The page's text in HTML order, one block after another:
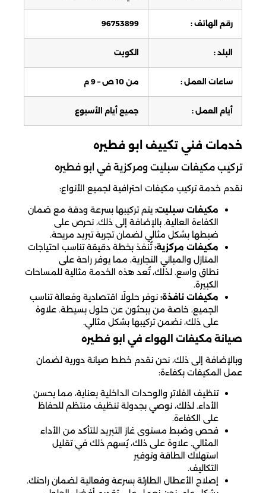
رقم الهاتف : 96753899
البلد : الكويت
ساعات العمل : من 10 ص – 9 م
أيام العمل : جميع أيام الأسبوع
خدمات فني تكييف ابو فطيره
تركيب مكيفات سبليت ومركزية في ابو فطيره
نقدم خدمة تركيب مكيفات احترافية لجميع الأنواع:
مكيفات سبليت: يتم تركيبها بسرعة ودقة مع ضمان
الكفاءة العالية. بالإضافة إلى ذلك، نحرص على
ضبطها بشكل مثالي لضمان تجربة تبريد مريحة.
مكيفات مركزية:تُنفذ بخطة دقيقة تناسب احتياجات
المنازل والمباني التجارية، مما يوفر راحة على
نطاق واسع. لذلك، تُعد هذه الخدمة مثالية للمساحات
الكبيرة.
مكيفات نافذة: نوفر حلولًا اقتصادية وفعالة تناسب
الجميع، خاصة من يبحثون عن حلول بسيطة. علاوة
على ذلك، نضمن تركيبها بشكل مثالي.
صيانة مكيفات الهواء في ابو فطيره
وبالإضافة إلى ذلك، نحن نقدم خطط صيانة دورية لضمان
عمل المكيفات بكفاءة:
تنظيف الفلاتر والوحدات الداخلية بعناية، مما يحسن
الأداء. لذلك، نوصي بجدولة تنظيف منتظم للحفاظ
على الكفاءة.
فحص وضبط مستوى غاز التبريد للتأكد من الأداء
المثالي. علاوة على ذلك، يُسهم ذلك في تقليل
استهلاك الطاقة وتوفير
التكاليف.
إصلاح الأعطال الطارئة بسرعة وفعالية لضمان راحتك.